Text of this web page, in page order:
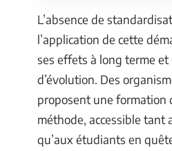
L’absence de
l’application de cette
ses effets à long terme et
d’évolution. Des
proposent une formation
méthode, accessible tant
qu’aux étudiants en